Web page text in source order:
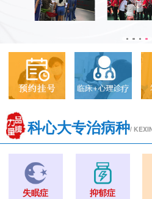
科心大专治病种/
失眠症 抑郁症